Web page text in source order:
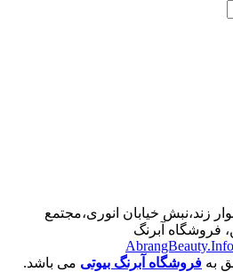
زند،نبش خیابان انوری،مجتمع
فروشگاه آبرنگ
به فروشگاه آبرنگ بیوتی می باشد.